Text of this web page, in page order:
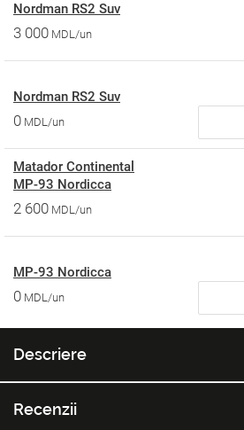
Nordman RS2 Suv
3 000 MDL/un
Nordman RS2 Suv
0 MDL/un
Matador Continental
MP-93 Nordicca
2 600 MDL/un
MP-93 Nordicca
0 MDL/un
Descriere
Recenzii